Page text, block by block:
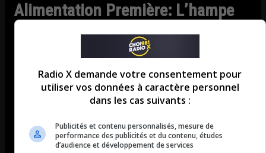
Alimentation Première: L’hampe
de bœuf marinée au vin rouge
La chronique de Frédéric Dorion d’Alimentation
Première. La recette de la semaine: L’hampe de
bœuf marinée au vin rougePour la viande : Trancher
l’hampe en biais, dans le sens contraire des fibres de
(À faire à l’avance) Couper l’hampe de bœuf en 4
portions égales si elle […]
Radio X demande votre consentement pour
utiliser vos données à caractère personnel
dans les cas suivants :
Publicités et contenu personnalisés, mesure de
performance des publicités et du contenu, études
d’audience et développement de services